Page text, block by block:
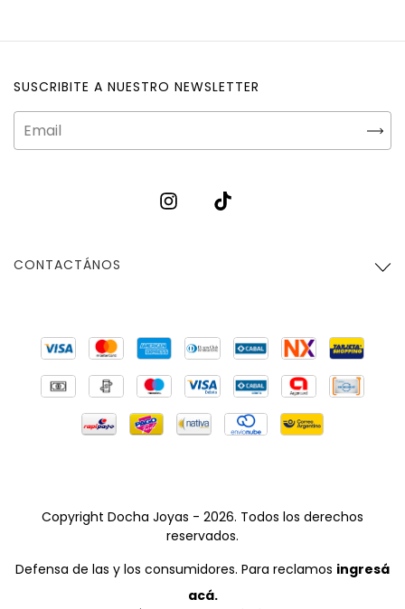
SUSCRIBITE A NUESTRO NEWSLETTER
CONTACTÁNOS
Copyright Docha Joyas - 2026. Todos los derechos
reservados.
Defensa de las y los consumidores. Para reclamos ingresá
acá.